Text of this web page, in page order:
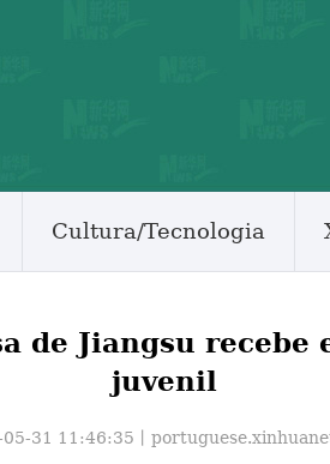
Cultura/Tecnologia
de Jiangsu
juvenil
31 11:46:35丨